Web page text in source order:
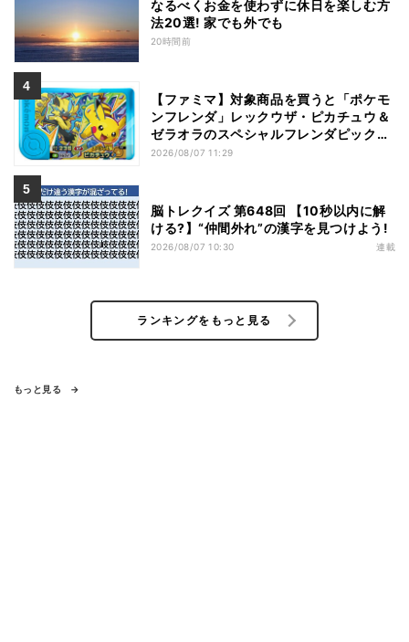
なるべくお金を使わずに休日を楽しむ方
法20選! 家でも外でも
20時間前
【ファミマ】対象商品を買うと「ポケモ
ンフレンダ」レックウザ・ピカチュウ＆
ゼラオラのスペシャルフレンダピックが
もらえるキャンペーン
2026/08/07 11:29
脳トレクイズ 第648回 【10秒以内に解
ける?】“仲間外れ”の漢字を見つけよう!
2026/08/07 10:30 連載
ランキングをもっと見る
もっと見る